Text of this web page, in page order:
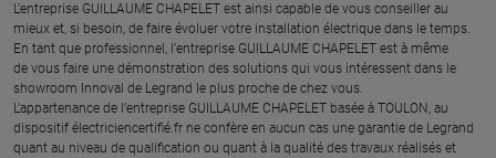
L’entreprise GUILLAUME CHAPELET est ainsi capable de vous conseiller au
mieux et, si besoin, de faire évoluer votre installation électrique dans le temps.
En tant que professionnel, l’entreprise GUILLAUME CHAPELET est à même
de vous faire une démonstration des solutions qui vous intéressent dans le
showroom Innoval de Legrand le plus proche de chez vous.​
L’appartenance de l’entreprise GUILLAUME CHAPELET basée à TOULON, au
dispositif électriciencertifié.fr ne confère en aucun cas une garantie de Legrand
quant au niveau de qualification ou quant à la qualité des travaux réalisés et